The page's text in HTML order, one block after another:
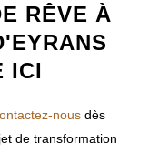
RÊVE À
ICI
nous dès
de transformation